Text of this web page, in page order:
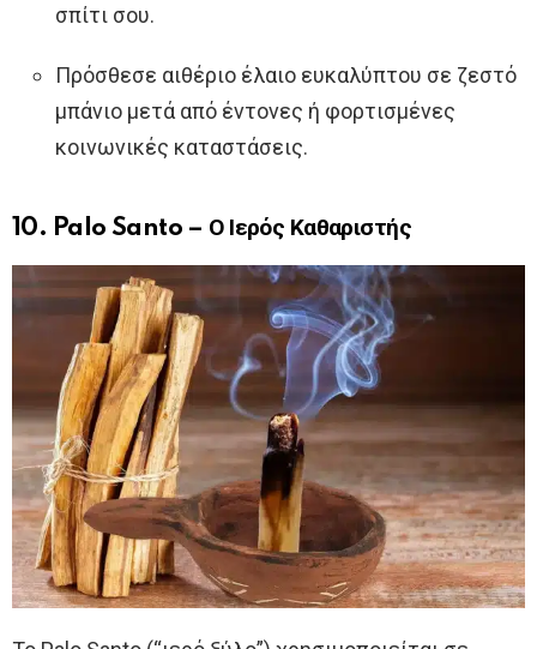
σπίτι σου.
Πρόσθεσε αιθέριο έλαιο ευκαλύπτου σε ζεστό
μπάνιο μετά από έντονες ή φορτισμένες
κοινωνικές καταστάσεις.
10. Palo Santo – Ο Ιερός Καθαριστής